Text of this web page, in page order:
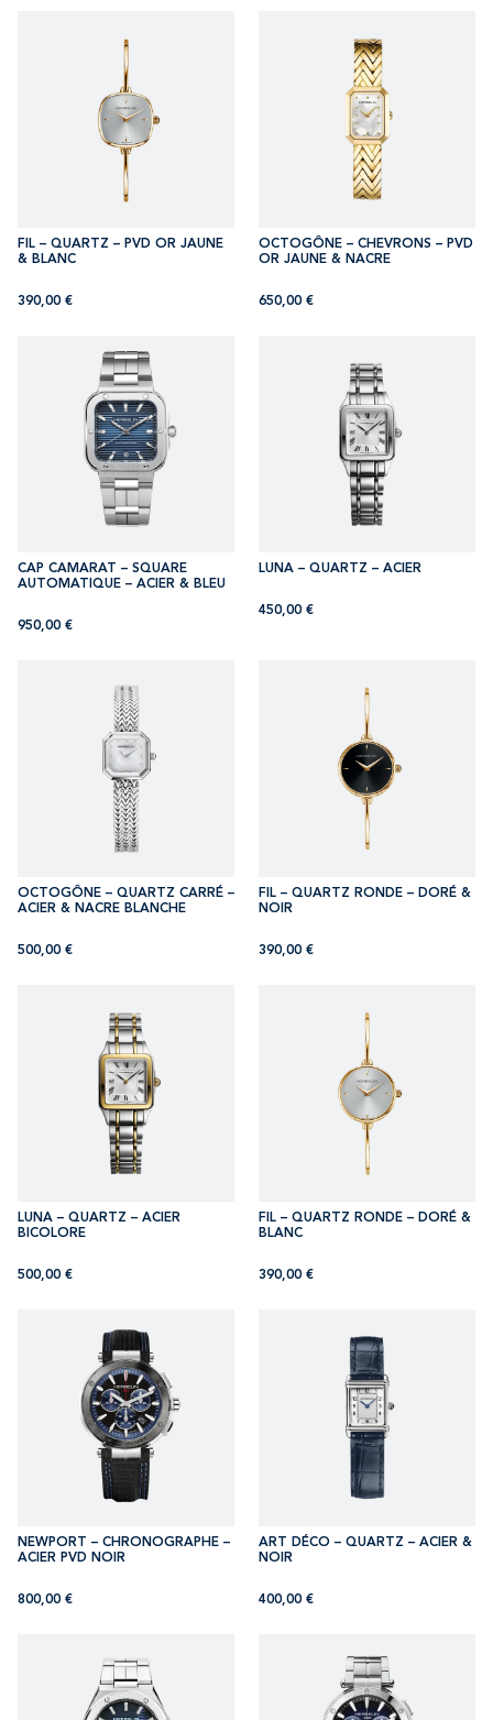
FIL – QUARTZ – PVD OR JAUNE
& BLANC
390,00 €
OCTOGÔNE – CHEVRONS – PVD
OR JAUNE & NACRE
650,00 €
CAP CAMARAT – SQUARE
AUTOMATIQUE – ACIER & BLEU
950,00 €
LUNA – QUARTZ – ACIER
450,00 €
OCTOGÔNE – QUARTZ CARRÉ –
ACIER & NACRE BLANCHE
500,00 €
FIL – QUARTZ RONDE – DORÉ &
NOIR
390,00 €
LUNA – QUARTZ – ACIER
BICOLORE
500,00 €
FIL – QUARTZ RONDE – DORÉ &
BLANC
390,00 €
NEWPORT – CHRONOGRAPHE –
ACIER PVD NOIR
800,00 €
ART DÉCO – QUARTZ – ACIER &
NOIR
400,00 €